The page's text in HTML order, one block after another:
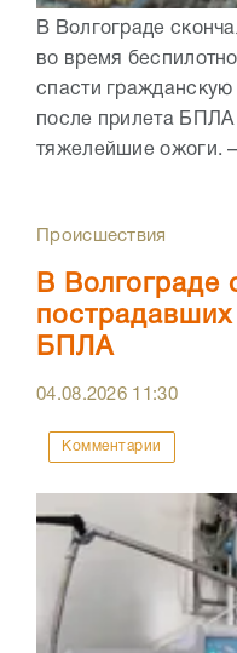
В Волгограде
во время
спасти гражданскую
после прилета БПЛА
тяжелейшие ожоги.
Происшествия
В Волгограде
БПЛА
04.08.2026 11:30
Комментарии